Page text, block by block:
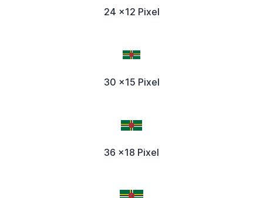
24 x12 Pixel
30 x15 Pixel
36 x18 Pixel